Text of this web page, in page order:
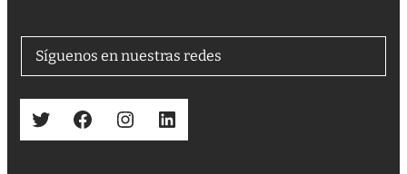
Síguenos en nuestras redes
Twitter Facebook Instagram LinkedIn